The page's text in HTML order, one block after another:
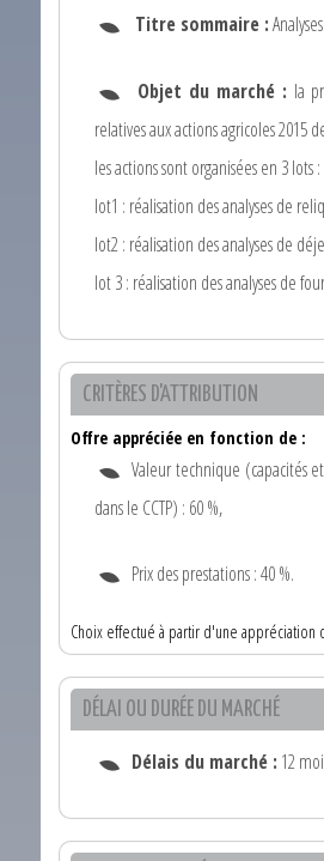
Titre sommaire :
Objet du marché : la
relatives aux actions agricoles 2015
les actions sont organisées en 3 lots :
lot1 : réalisation des analyses de
lot2 : réalisation des analyses de
lot 3 : réalisation des analyses de
CRITÈRES D'ATTRIBUTION
Offre appréciée en fonction de :
Valeur technique (capacités
dans le CCTP) : 60 %,
Prix des prestations : 40 %.
Choix effectué à partir d'une appréciation
DÉLAI OU DURÉE DU MARCHÉ
Délais du marché : 12